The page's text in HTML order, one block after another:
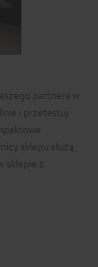
partnera w
i przetestuj
sklepu służą
sklepie z